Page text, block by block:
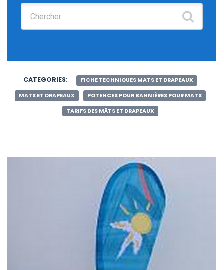
CATEGORIES: FICHE TECHNIQUES MATS ET DRAPEAUX
MATS ET DRAPEAUX POTENCES POUR BANNIÈRES POUR MATS
TARIFS DES MÂTS ET DRAPEAUX